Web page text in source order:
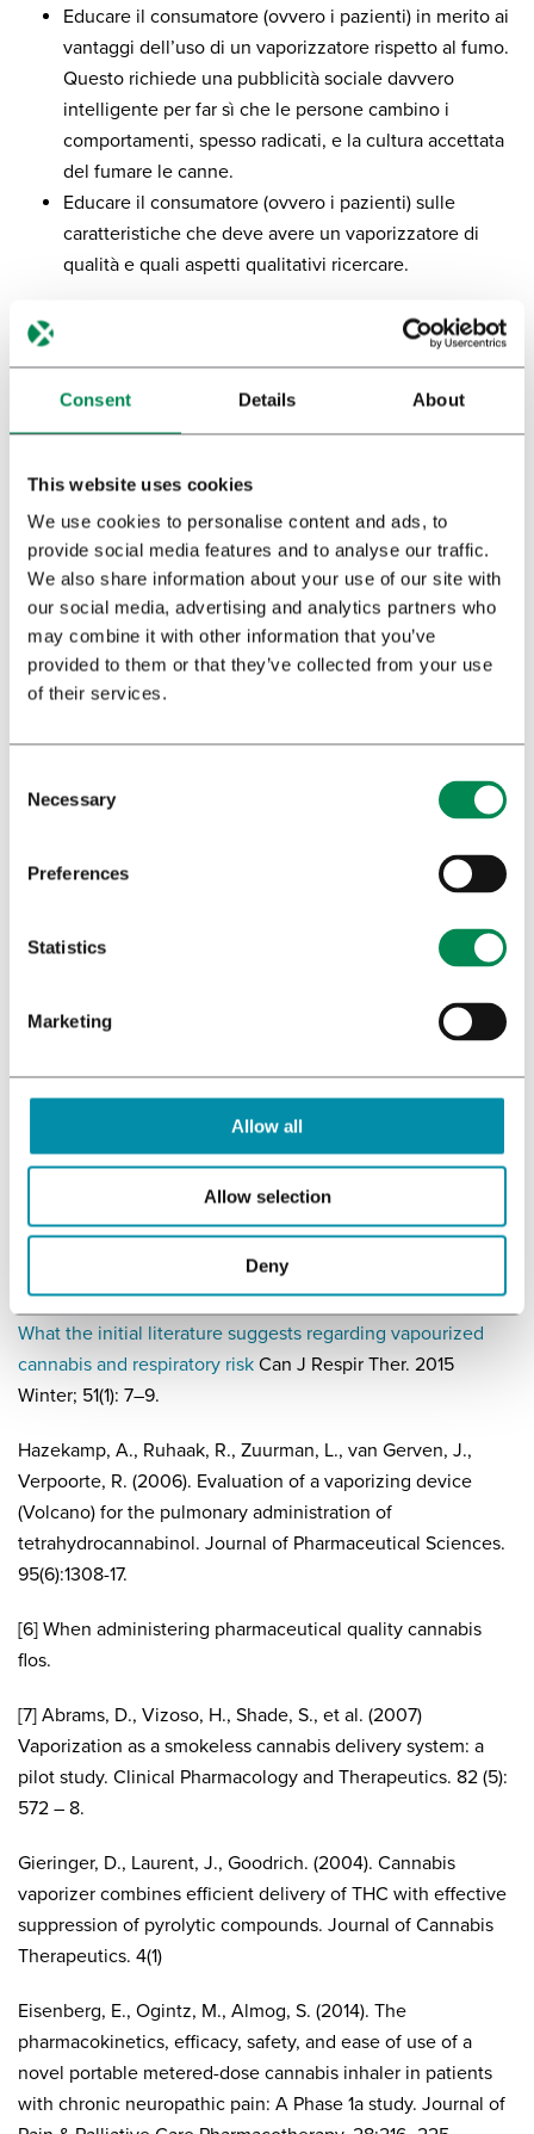
Consent Details About
This website uses cookies
We use cookies to personalise content and ads, to
provide social media features and to analyse our traffic.
We also share information about your use of our site with
our social media, advertising and analytics partners who
may combine it with other information that you’ve
provided to them or that they’ve collected from your use
of their services.
Necessary
Preferences
Statistics
Marketing
Allow all
Allow selection
Deny
Educare il consumatore (ovvero i pazienti) in merito ai
vantaggi dell’uso di un vaporizzatore rispetto al fumo.
Questo richiede una pubblicità sociale davvero
intelligente per far sì che le persone cambino i
comportamenti, spesso radicati, e la cultura accettata
del fumare le canne.
Educare il consumatore (ovvero i pazienti) sulle
caratteristiche che deve avere un vaporizzatore di
qualità e quali aspetti qualitativi ricercare.
Per ulteriori informazioni sulla somministrazione si veda
l’articolo
I rischi di vaping la
Riferimenti
[1] Tashkin, D. P. (2013).Effects of marijuana smoking on the
lung
. Annals of the American Thoracic Society, 10(3), 239-
Tetrault, J. M., Crothers, K., Moore, B. A., Mehra, R.,
Concato, J., & Fiellin, D. A. (2007). Effects of marijuana
smoking on pulmonary function and respiratory
complications: a systematic review. Archives of Internal
2019.
[3] Sexton, M., Cuttler, C., Finnell, J., Mischley, L. (2016).A
cross-sectional survey of medical cannabis users: Patterns
Research; 1: 131-138.
Hazekamp, A., Ware, M., Muller-Vahl, K., Abrams, D.,
Grotenhermen, F. (2013).
The medicinal use of cannabis and
administration forms. Journal of Psychoactive Drugs. 45 (3),
[4] Aston, E., Scott, B., and Farris, S. (2019). A qualitative
analysis of cannabis vaporization among medical users. Exp
[5] Loflin, M., and Earleywine, M. (2015).No smoke, no fire:
What the initial literature suggests regarding vapourized
cannabis and respiratory risk Can J Respir Ther. 2015
Winter; 51(1): 7–9.
Hazekamp, A., Ruhaak, R., Zuurman, L., van Gerven, J.,
Verpoorte, R. (2006). Evaluation of a vaporizing device
(Volcano) for the pulmonary administration of
tetrahydrocannabinol. Journal of Pharmaceutical Sciences.
95(6):1308-17.
[6] When administering pharmaceutical quality cannabis
flos.
[7] Abrams, D., Vizoso, H., Shade, S., et al. (2007)
Vaporization as a smokeless cannabis delivery system: a
pilot study. Clinical Pharmacology and Therapeutics. 82 (5):
572 – 8.
Gieringer, D., Laurent, J., Goodrich. (2004). Cannabis
vaporizer combines efficient delivery of THC with effective
suppression of pyrolytic compounds. Journal of Cannabis
Therapeutics. 4(1)
Eisenberg, E., Ogintz, M., Almog, S. (2014). The
pharmacokinetics, efficacy, safety, and ease of use of a
novel portable metered-dose cannabis inhaler in patients
with chronic neuropathic pain: A Phase 1a study. Journal of